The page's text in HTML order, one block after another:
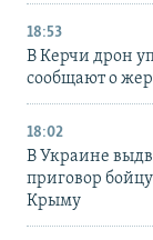
18:53
В Керчи дрон
сообщают о
18:02
В Украине
приговор
Крыму